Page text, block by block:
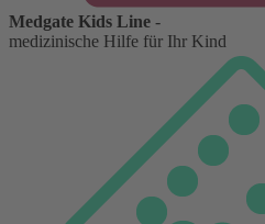
Medgate Kids Line -
medizinische Hilfe für Ihr Kind